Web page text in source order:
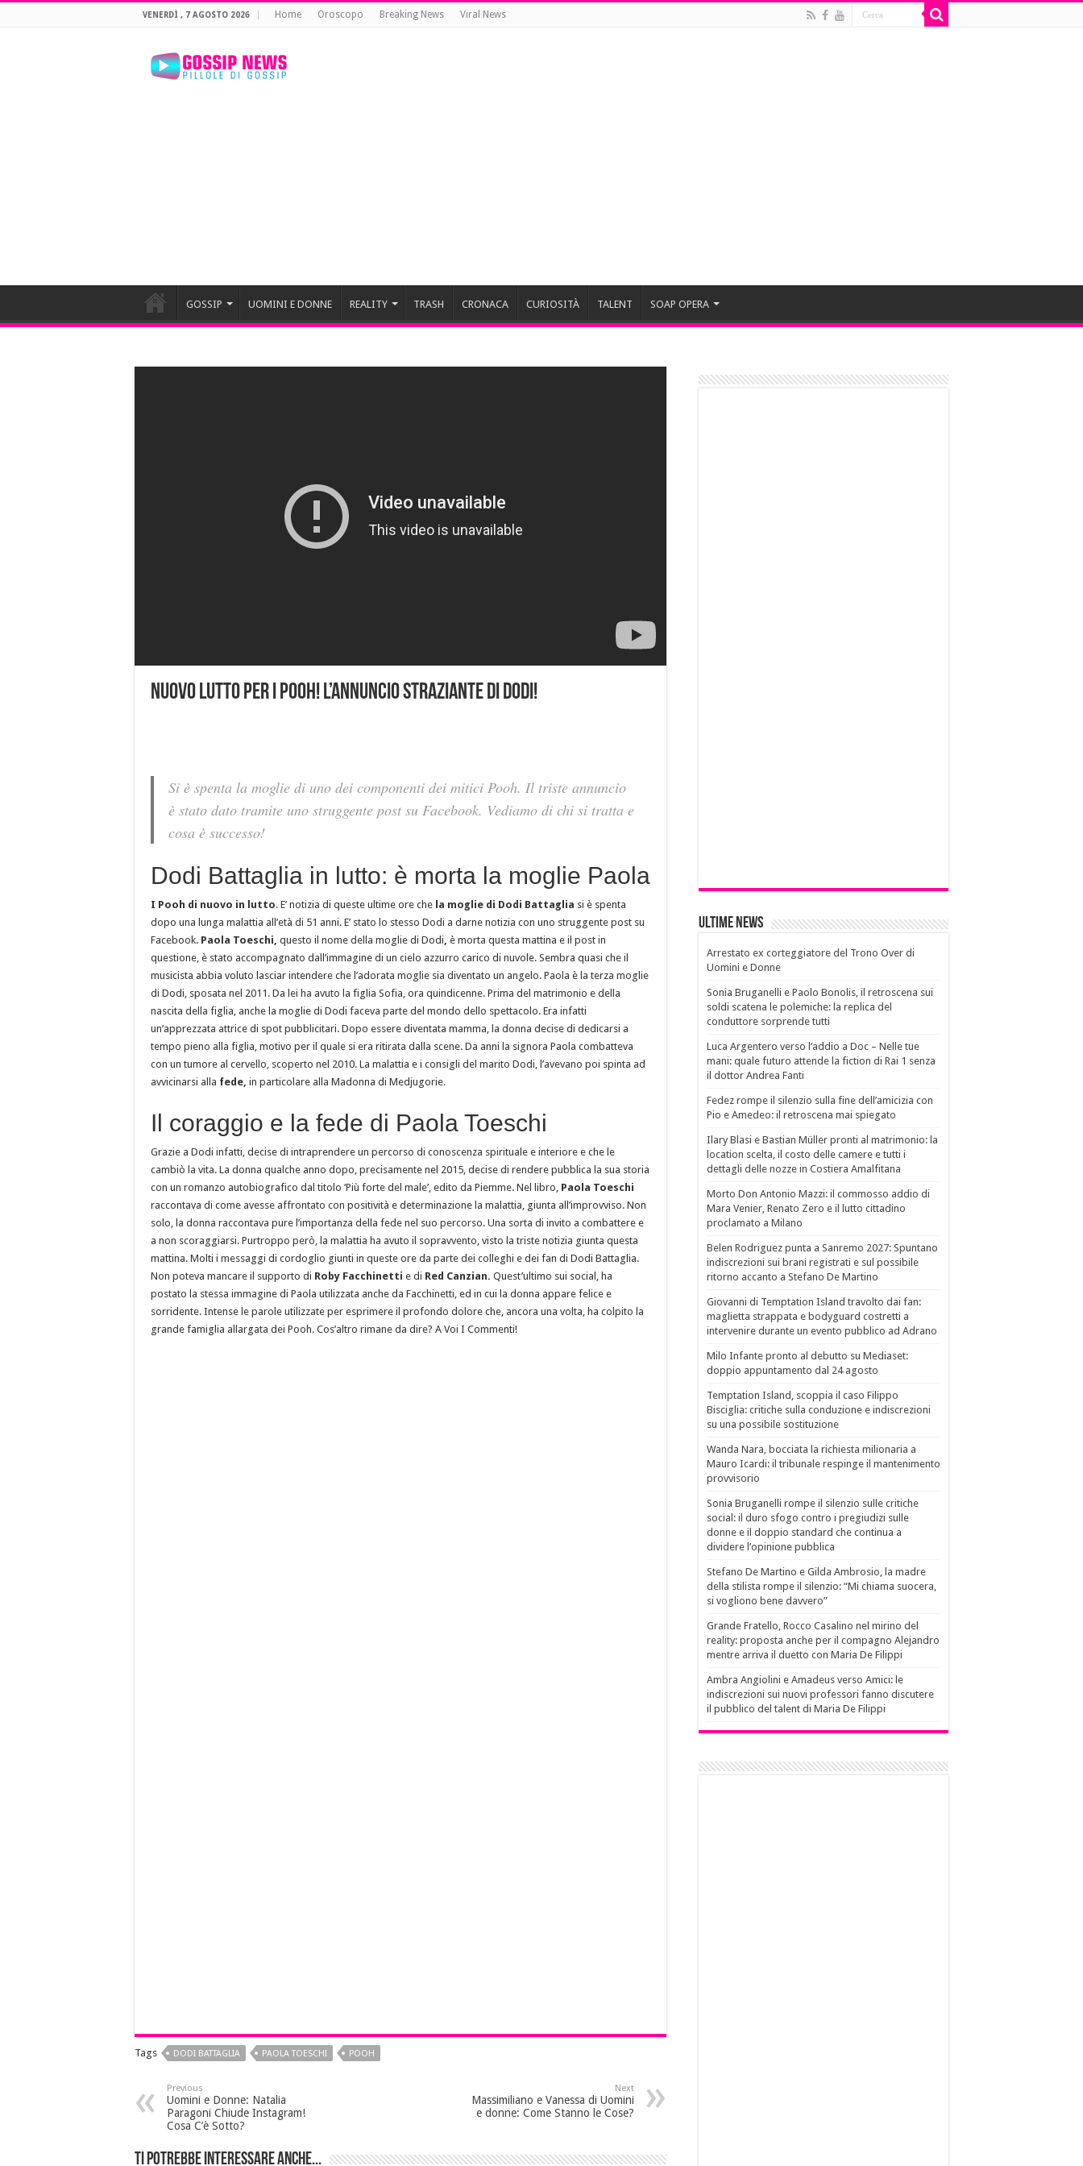
VENERDÌ , 7 AGOSTO 2026 Home Oroscopo Breaking News Viral News
GOSSIP UOMINI E DONNE REALITY TRASH CRONACA CURIOSITÀ TALENT SOAP OPERA
Nuovo Lutto Per I Pooh! L’Annuncio Straziante di Dodi!
Si è spenta la moglie di uno dei componenti dei mitici Pooh. Il triste annuncio
è stato dato tramite uno struggente post su Facebook. Vediamo di chi si tratta e
cosa è successo!
Dodi Battaglia in lutto: è morta la moglie Paola
I Pooh di nuovo in lutto. E’ notizia di queste ultime ore che la moglie di Dodi Battaglia si è spenta
dopo una lunga malattia all’età di 51 anni. E’ stato lo stesso Dodi a darne notizia con uno struggente post su
Facebook. Paola Toeschi, questo il nome della moglie di Dodi, è morta questa mattina e il post in
questione, è stato accompagnato dall’immagine di un cielo azzurro carico di nuvole. Sembra quasi che il
musicista abbia voluto lasciar intendere che l’adorata moglie sia diventato un angelo. Paola è la terza moglie
di Dodi, sposata nel 2011. Da lei ha avuto la figlia Sofia, ora quindicenne. Prima del matrimonio e della
nascita della figlia, anche la moglie di Dodi faceva parte del mondo dello spettacolo. Era infatti
un’apprezzata attrice di spot pubblicitari. Dopo essere diventata mamma, la donna decise di dedicarsi a
tempo pieno alla figlia, motivo per il quale si era ritirata dalla scene. Da anni la signora Paola combatteva
con un tumore al cervello, scoperto nel 2010. La malattia e i consigli del marito Dodi, l’avevano poi spinta ad
avvicinarsi alla fede, in particolare alla Madonna di Medjugorie.
Il coraggio e la fede di Paola Toeschi
Grazie a Dodi infatti, decise di intraprendere un percorso di conoscenza spirituale e interiore e che le
cambiò la vita. La donna qualche anno dopo, precisamente nel 2015, decise di rendere pubblica la sua storia
con un romanzo autobiografico dal titolo ‘Più forte del male’, edito da Piemme. Nel libro, Paola Toeschi
raccontava di come avesse affrontato con positività e determinazione la malattia, giunta all’improvviso. Non
solo, la donna raccontava pure l’importanza della fede nel suo percorso. Una sorta di invito a combattere e
a non scoraggiarsi. Purtroppo però, la malattia ha avuto il sopravvento, visto la triste notizia giunta questa
mattina. Molti i messaggi di cordoglio giunti in queste ore da parte dei colleghi e dei fan di Dodi Battaglia.
Non poteva mancare il supporto di Roby Facchinetti e di Red Canzian. Quest’ultimo sui social, ha
postato la stessa immagine di Paola utilizzata anche da Facchinetti, ed in cui la donna appare felice e
sorridente. Intense le parole utilizzate per esprimere il profondo dolore che, ancora una volta, ha colpito la
grande famiglia allargata dei Pooh. Cos’altro rimane da dire? A Voi I Commenti!
Tags DODI BATTAGLIA PAOLA TOESCHI POOH
Previous
Uomini e Donne: Natalia
Paragoni Chiude Instagram!
Cosa C’è Sotto?
Next
Massimiliano e Vanessa di Uomini
e donne: Come Stanno le Cose?
Ti potrebbe interessare anche...
Ultime News
Arrestato ex corteggiatore del Trono Over di
Uomini e Donne
Sonia Bruganelli e Paolo Bonolis, il retroscena sui
soldi scatena le polemiche: la replica del
conduttore sorprende tutti
Luca Argentero verso l’addio a Doc – Nelle tue
mani: quale futuro attende la fiction di Rai 1 senza
il dottor Andrea Fanti
Fedez rompe il silenzio sulla fine dell’amicizia con
Pio e Amedeo: il retroscena mai spiegato
Ilary Blasi e Bastian Müller pronti al matrimonio: la
location scelta, il costo delle camere e tutti i
dettagli delle nozze in Costiera Amalfitana
Morto Don Antonio Mazzi: il commosso addio di
Mara Venier, Renato Zero e il lutto cittadino
proclamato a Milano
Belen Rodriguez punta a Sanremo 2027: Spuntano
indiscrezioni sui brani registrati e sul possibile
ritorno accanto a Stefano De Martino
Giovanni di Temptation Island travolto dai fan:
maglietta strappata e bodyguard costretti a
intervenire durante un evento pubblico ad Adrano
Milo Infante pronto al debutto su Mediaset:
doppio appuntamento dal 24 agosto
Temptation Island, scoppia il caso Filippo
Bisciglia: critiche sulla conduzione e indiscrezioni
su una possibile sostituzione
Wanda Nara, bocciata la richiesta milionaria a
Mauro Icardi: il tribunale respinge il mantenimento
provvisorio
Sonia Bruganelli rompe il silenzio sulle critiche
social: il duro sfogo contro i pregiudizi sulle
donne e il doppio standard che continua a
dividere l’opinione pubblica
Stefano De Martino e Gilda Ambrosio, la madre
della stilista rompe il silenzio: “Mi chiama suocera,
si vogliono bene davvero”
Grande Fratello, Rocco Casalino nel mirino del
reality: proposta anche per il compagno Alejandro
mentre arriva il duetto con Maria De Filippi
Ambra Angiolini e Amadeus verso Amici: le
indiscrezioni sui nuovi professori fanno discutere
il pubblico del talent di Maria De Filippi